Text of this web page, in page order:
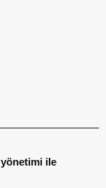
ile